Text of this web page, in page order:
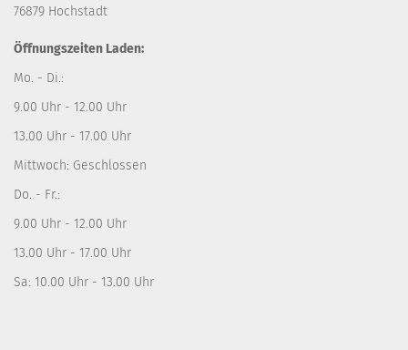
76879 Hochstadt
Öffnungszeiten Laden:
Mo. - Di.:
9.00 Uhr - 12.00 Uhr
13.00 Uhr - 17.00 Uhr
Mittwoch: Geschlossen
Do. - Fr.:
9.00 Uhr - 12.00 Uhr
13.00 Uhr - 17.00 Uhr
Sa: 10.00 Uhr - 13.00 Uhr